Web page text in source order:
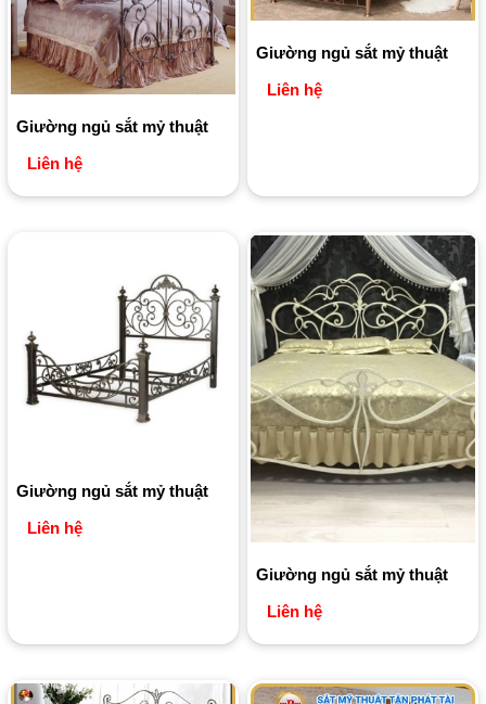
Giường ngủ sắt mỷ thuật
Liên hệ
Giường ngủ sắt mỷ thuật
Liên hệ
Giường ngủ sắt mỷ thuật
Liên hệ
Giường ngủ sắt mỷ thuật
Liên hệ